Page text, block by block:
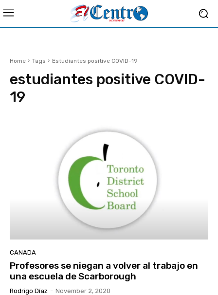
Home Tags Estudiantes positive COVID-19
estudiantes positive COVID-
19
CANADA
Profesores se niegan a volver al trabajo en
una escuela de Scarborough
Rodrigo Díaz - November 2, 2020